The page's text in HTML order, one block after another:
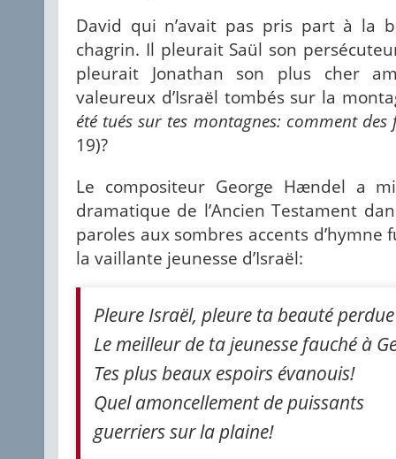
David qui n’avait pas pris part à la
chagrin. Il pleurait Saül son
pleurait Jonathan son plus cher
valeureux d’Israël tombés sur la
été tués sur tes montagnes: comment
19)?
Le compositeur George Hændel a
dramatique de l’Ancien Testament
paroles aux sombres accents
la vaillante jeunesse d’Israël:
Pleure Israël, pleure ta beauté perdue
Le meilleur de ta jeunesse fauché à
Tes plus beaux espoirs évanouis!
Quel amoncellement de puissants
guerriers sur la plaine!